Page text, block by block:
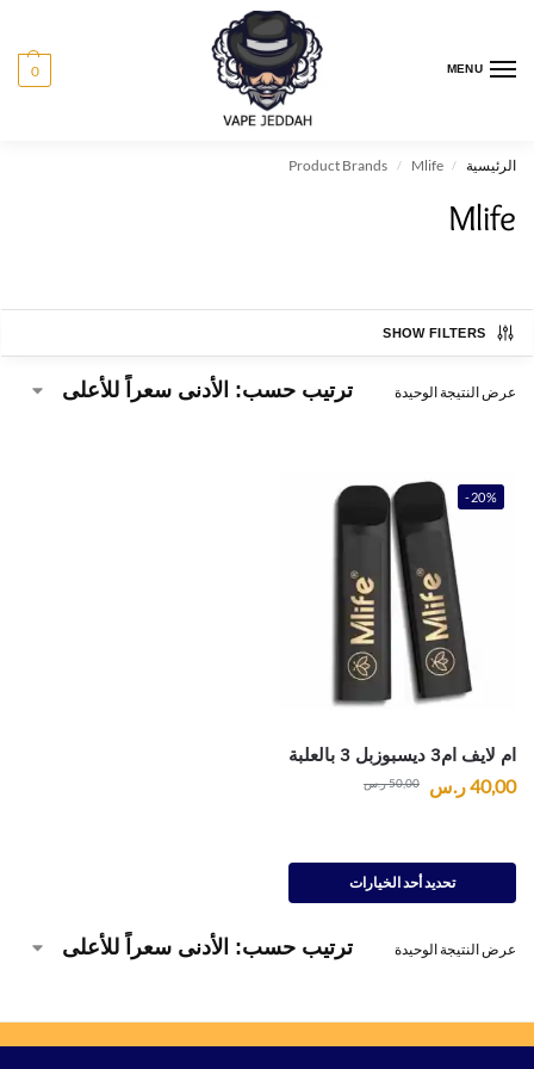
MENU
0
الرئيسية /
Product Brands / Mlife
Mlife
SHOW FILTERS
عرض النتيجة الوحيدة
-20%
ام لايف ام3 ديسبوزبل 3 بالعلبة
50,00ر.س 40,00ر.س
تحديد أحد الخيارات
عرض النتيجة الوحيدة